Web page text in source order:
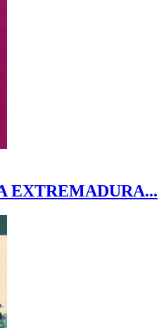
EXTREMADURA...